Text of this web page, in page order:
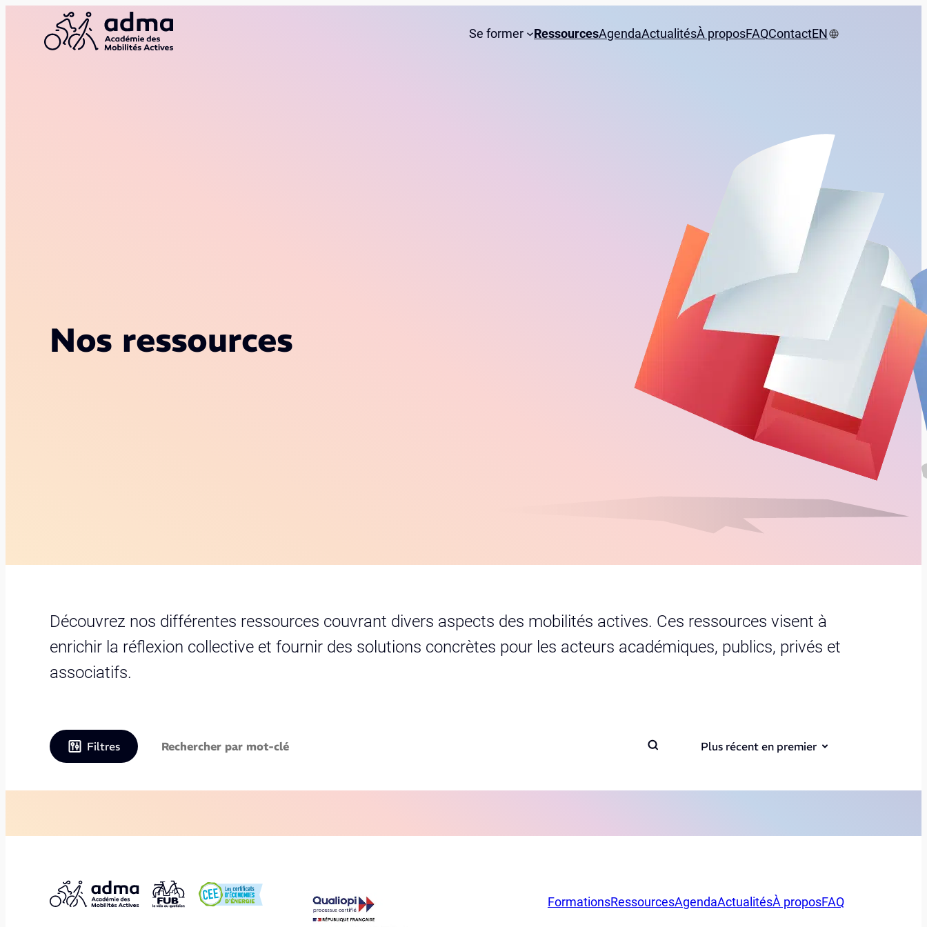
Se former RessourcesAgendaActualitésÀ proposFAQContactEN
Nos ressources
Découvrez nos différentes ressources couvrant divers aspects des mobilités actives. Ces ressources visent à
enrichir la réflexion collective et fournir des solutions concrètes pour les acteurs académiques, publics, privés et
associatifs.
Filtres Plus récent en premier
FormationsRessourcesAgendaActualitésÀ proposFAQ